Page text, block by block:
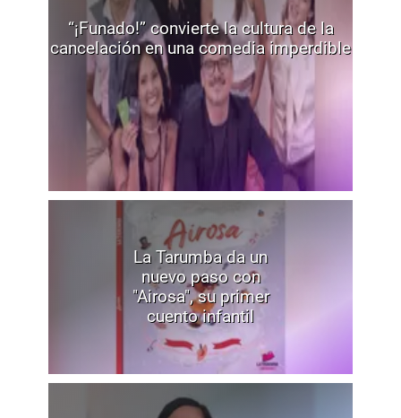
“¡Funado!” convierte la cultura de la
cancelación en una comedia imperdible
La Tarumba da un
nuevo paso con
"Airosa", su primer
cuento infantil